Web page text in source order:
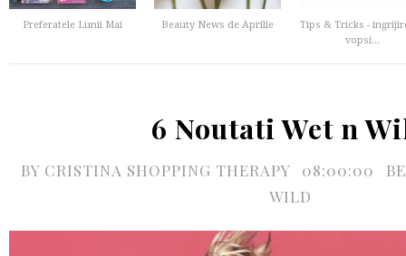
Preferatele Lunii Mai Beauty News de Aprilie
Tips & Tricks -
vopsi...
6 Noutati Wet n
BY CRISTINA SHOPPING THERAPY 08:00:00
WILD